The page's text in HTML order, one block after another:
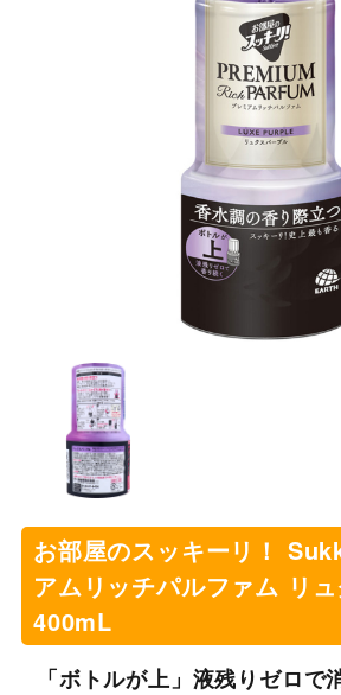
お部屋のスッキーリ！
アムリッチパルファム リ
400mL
「ボトルが上」液残りゼロで